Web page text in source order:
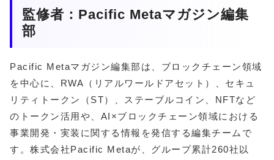
監修者：Pacific Metaマガジン編集
部
Pacific Metaマガジン編集部は、ブロックチェーン領域
を中心に、RWA（リアルワールドアセット）、セキュ
リティトークン（ST）、ステーブルコイン、NFTなど
のトークン活用や、AI×ブロックチェーン領域における
事業開発・実装に関する情報を発信する編集チームで
す。株式会社Pacific Metaが、グループ累計260社以